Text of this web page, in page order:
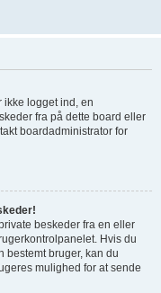
ikke logget ind, en
fra på dette board eller
boardadministrator for
beskeder fra en eller
Hvis du
bestemt bruger, kan du
mulighed for at sende